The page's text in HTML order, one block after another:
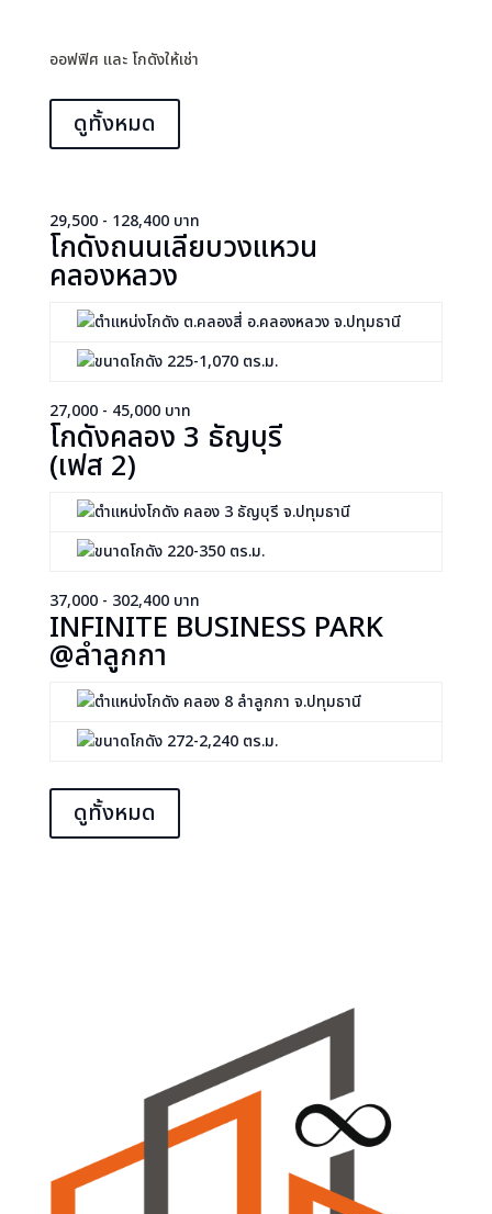
ออฟฟิศ และ โกดังให้เช่า
ดูทั้งหมด
29,500 - 128,400 บาท
โกดังถนนเลียบวงแหวน
คลองหลวง
ต.คลองสี่ อ.คลองหลวง จ.ปทุมธานี
225-1,070 ตร.ม.
27,000 - 45,000 บาท
โกดังคลอง 3 ธัญบุรี
(เฟส 2)
คลอง 3 ธัญบุรี จ.ปทุมธานี
220-350 ตร.ม.
37,000 - 302,400 บาท
INFINITE BUSINESS PARK
@ลำลูกกา
คลอง 8 ลำลูกกา จ.ปทุมธานี
272-2,240 ตร.ม.
ดูทั้งหมด